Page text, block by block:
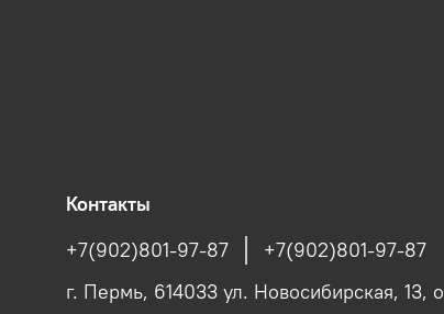
Контакты
+7(902)801-97-87
+7(902)801-97-87
г. Пермь, 614033 ул. Новосибирская, 13,